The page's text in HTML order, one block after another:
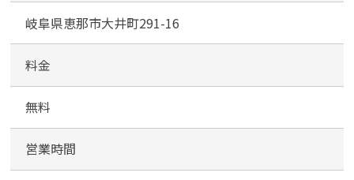
岐阜県恵那市大井町291-16
料金
無料
営業時間